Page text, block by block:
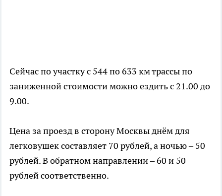
Сейчас по участку с 544 по 633 км трассы по
заниженной стоимости можно ездить с 21.00 до
9.00.
Цена за проезд в сторону Москвы днём для
легковушек составляет 70 рублей, а ночью – 50
рублей. В обратном направлении – 60 и 50
рублей соответственно.